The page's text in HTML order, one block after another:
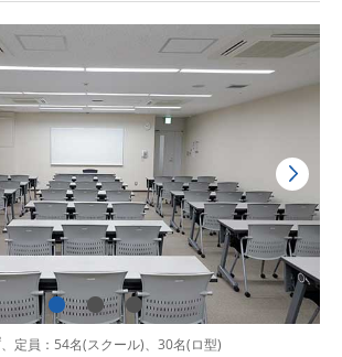
、定員：54名(スクール)、30名(ロ型)